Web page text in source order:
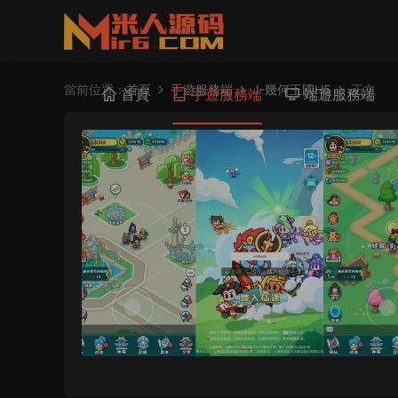
首頁 手遊服務端 端遊服務端
當前位置：首頁 手遊服務端 J-幾何王國H5 正文